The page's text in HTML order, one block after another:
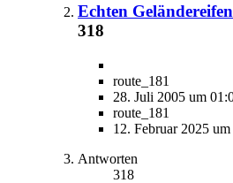
Echten
318
route_181
28. Juli 2005 um
route_181
12. Februar 2025
Antworten
318